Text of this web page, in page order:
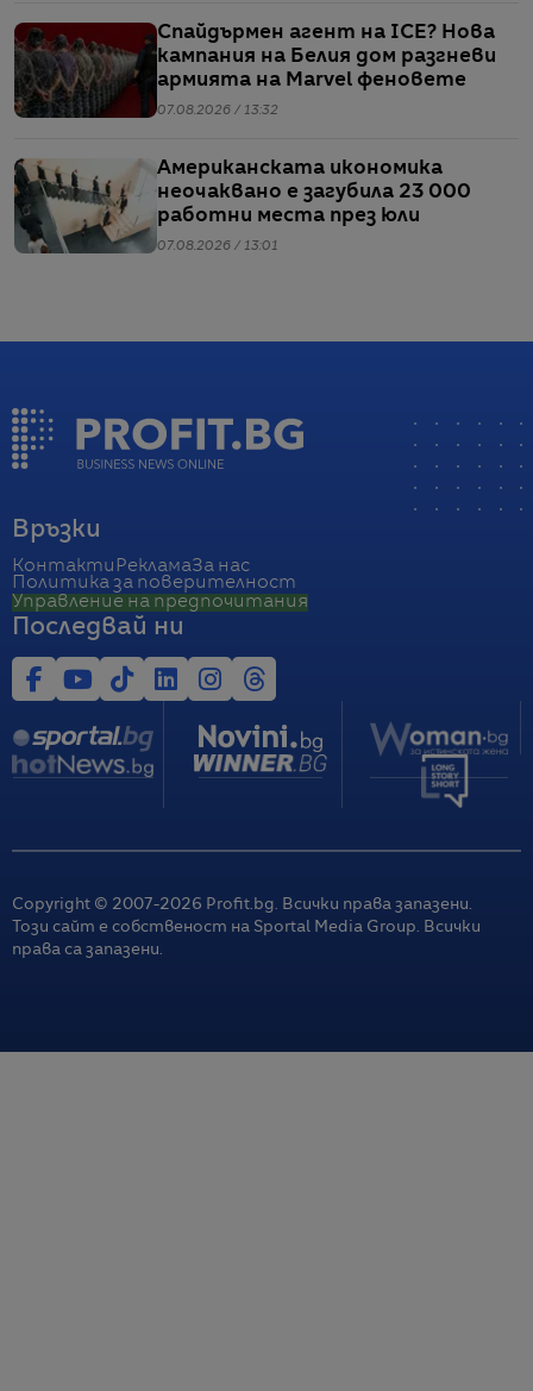
Спайдърмен агент на ICE? Нова
кампания на Белия дом разгневи
армията на Marvel феновете
07.08.2026 / 13:32
Американската икономика
неочаквано е загубила 23 000
работни места през юли
07.08.2026 / 13:01
Връзки
Контакти РекламаЗа нас
Политика за поверителност
Управление на предпочитания
Последвай ни
Copyright © 2007-2026 Profit.bg. Всички права запазени.
Този сайт е собственост на Sportal Media Group. Всички
права са запазени.